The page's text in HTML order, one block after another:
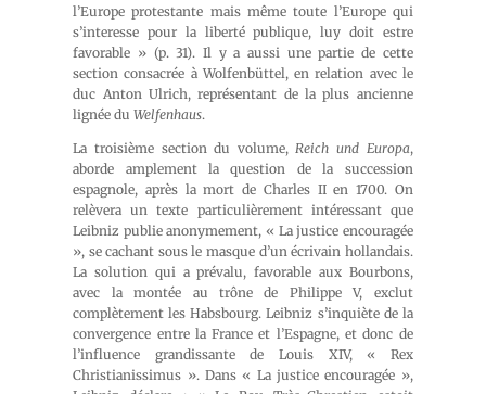
l’Europe protestante mais même toute l’Europe qui
s’interesse pour la liberté publique, luy doit estre
favorable » (p. 31). Il y a aussi une partie de cette
section consacrée à Wolfenbüttel, en relation avec le
duc Anton Ulrich, représentant de la plus ancienne
lignée duWelfenhaus.
La troisième section du volume,Reich und Europa,
aborde amplement la question de la succession
espagnole, après la mort de Charles II en 1700. On
relèvera un texte particulièrement intéressant que
Leibniz publie anonymement, « La justice encouragée
», se cachant sous le masque d’un écrivain hollandais.
La solution qui a prévalu, favorable aux Bourbons,
avec la montée au trône de Philippe V, exclut
complètement les Habsbourg. Leibniz s’inquiète de la
convergence entre la France et l’Espagne, et donc de
l’influence grandissante de Louis XIV, « Rex
Christianissimus ». Dans « La justice encouragée »,